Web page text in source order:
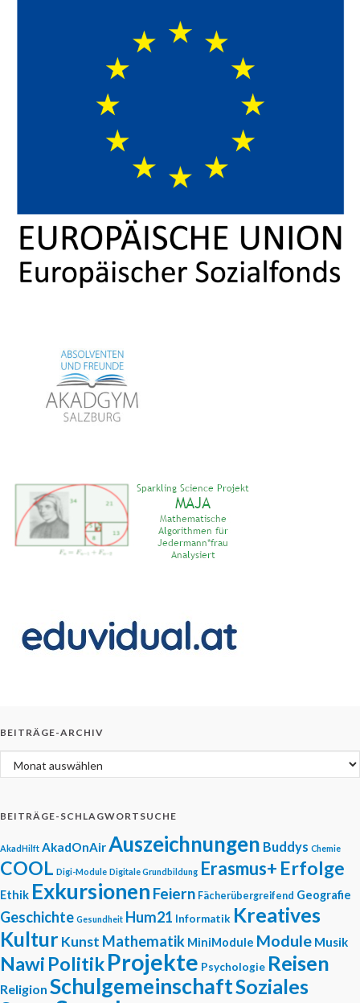
BEITRÄGE-ARCHIV
Beiträge-Archiv
BEITRÄGE-SCHLAGWORTSUCHE
AkadHilft AkadOnAir Auszeichnungen Buddys Chemie
COOL Digi-Module Digitale Grundbildung Erasmus+ Erfolge
Ethik Exkursionen Feiern Fächerübergreifend Geografie
Geschichte Gesundheit Hum21 Informatik Kreatives
KulturKunst Mathematik MiniModule Module Musik
Nawi PolitikProjekte Psychologie Reisen
Religion SchulgemeinschaftSoziales